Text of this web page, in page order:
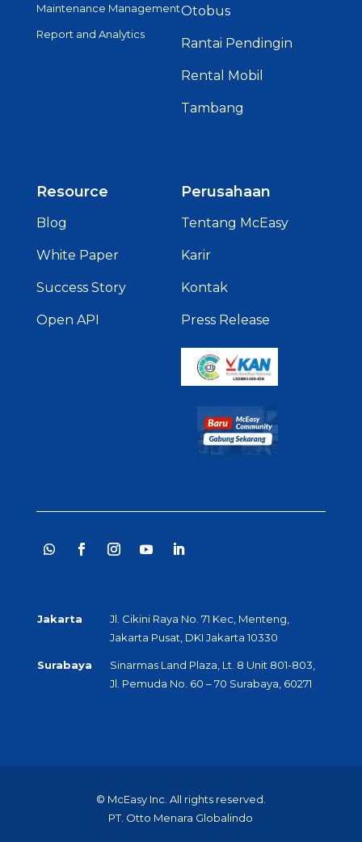
Maintenance Management
Report and Analytics
Otobus
Rantai Pendingin
Rental Mobil
Tambang
Resource
Blog
White Paper
Success Story
Open API
Perusahaan
Tentang McEasy
Karir
Kontak
Press Release
Jakarta
Jl. Cikini Raya No. 71 Kec, Menteng,
Jakarta Pusat, DKI Jakarta 10330
Surabaya
Sinarmas Land Plaza, Lt. 8 Unit 801-803,
Jl. Pemuda No. 60 – 70 Surabaya, 60271
© McEasy Inc. All rights reserved.
PT. Otto Menara Globalindo